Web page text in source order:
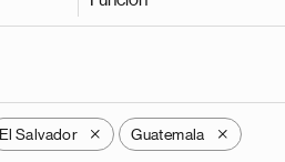
El Salvador X Guatemala X